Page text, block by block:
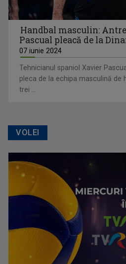
Handbal masculin:
Pascual pleacă de la
07 iunie 2024
Tehnicianul spaniol Xavier
pleca de la echipa masculină de
trei ...
VOLEI